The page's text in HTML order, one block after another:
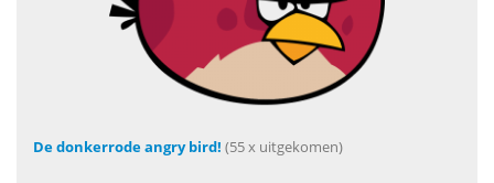
De donkerrode angry bird! (55 x uitgekomen)